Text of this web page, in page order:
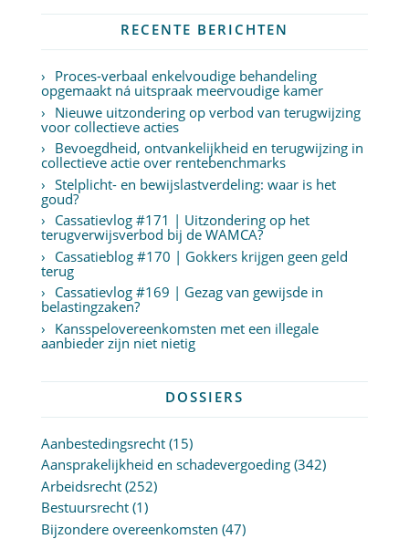
RECENTE BERICHTEN
Proces-verbaal enkelvoudige behandeling
opgemaakt ná uitspraak meervoudige kamer
Nieuwe uitzondering op verbod van terugwijzing
voor collectieve acties
Bevoegdheid, ontvankelijkheid en terugwijzing in
collectieve actie over rentebenchmarks
Stelplicht- en bewijslastverdeling: waar is het
goud?
Cassatievlog #171 | Uitzondering op het
terugverwijsverbod bij de WAMCA?
Cassatieblog #170 | Gokkers krijgen geen geld
terug
Cassatievlog #169 | Gezag van gewijsde in
belastingzaken?
Kansspelovereenkomsten met een illegale
aanbieder zijn niet nietig
DOSSIERS
Aanbestedingsrecht(15)
Aansprakelijkheid en schadevergoeding(342)
Arbeidsrecht(252)
Bestuursrecht(1)
Bijzondere overeenkomsten (47)